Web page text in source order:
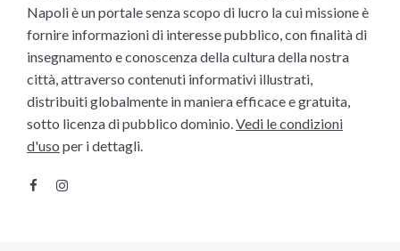
Napoli è un portale senza scopo di lucro la cui missione è
fornire informazioni di interesse pubblico, con finalità di
insegnamento e conoscenza della cultura della nostra
città, attraverso contenuti informativi illustrati,
distribuiti globalmente in maniera efficace e gratuita,
sotto licenza di pubblico dominio.Vedi le condizioni
d'uso per i dettagli.